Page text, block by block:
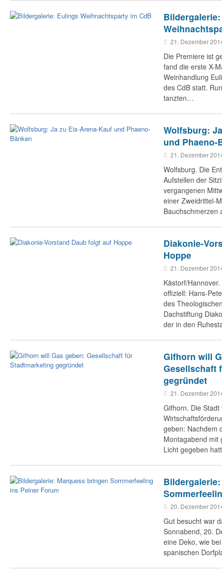
21. Dezember
Die Premiere ist
fand die erste X-
Weinhandlung
des CdB statt.
tanzten…
Wolfsburg:
und Phaeno-
21. Dezember
Wolfsburg. Die
Aufstellen der
vergangenen
einer Zweidrittel-
Diakonie-
Hoppe
21. Dezember
Kästorf/
offiziell: Hans-
des
Dachstiftung
der in den
Gifhorn will
Gesellschaft
gegründet
21. Dezember
Gifhorn. Die Stadt
geben: Nachdem
Montagabend
Licht gegeben
20. Dezember
Gut besucht war
Sonnabend, 20.
eine Deko, wie
spanischen